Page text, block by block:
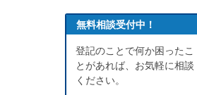
無料相談受付中！
登記のことで何か困ったこ
とがあれば、お気軽に相談
ください。